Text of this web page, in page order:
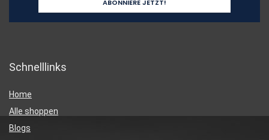
Schnelllinks
Home
Alle shoppen
Blogs